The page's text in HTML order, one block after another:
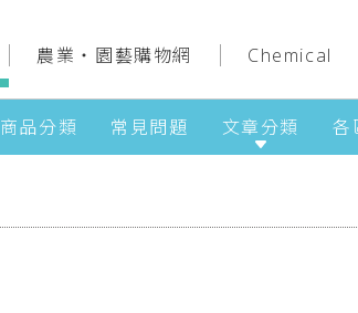
農業‧園藝購物網 Chemical
商品分類 常見問題 文章分類 各